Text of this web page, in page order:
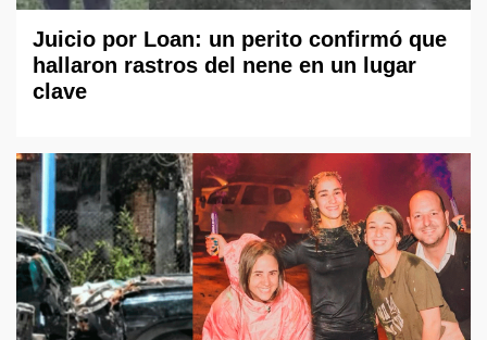
Juicio por Loan: un perito confirmó que
hallaron rastros del nene en un lugar
clave